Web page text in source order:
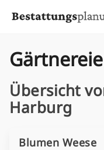
Übersicht
Harburg
Blumen Weese